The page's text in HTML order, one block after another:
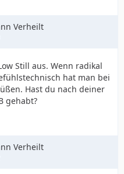
Verheilt
Still aus. Wenn radikal
hat man bei
Hast du nach deiner
gehabt?
Verheilt